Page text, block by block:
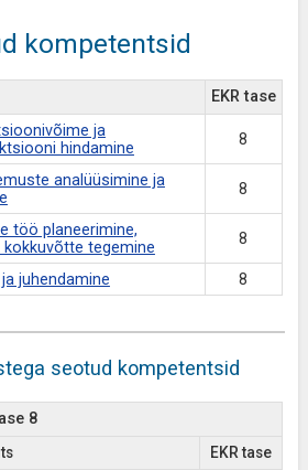
kompetentsid
EKR tase
ja
hindamine
8
analüüsimine ja
8
töö planeerimine,
kokkuvõtte tegemine
8
juhendamine 8
seotud kompetentsid
8
EKR tase